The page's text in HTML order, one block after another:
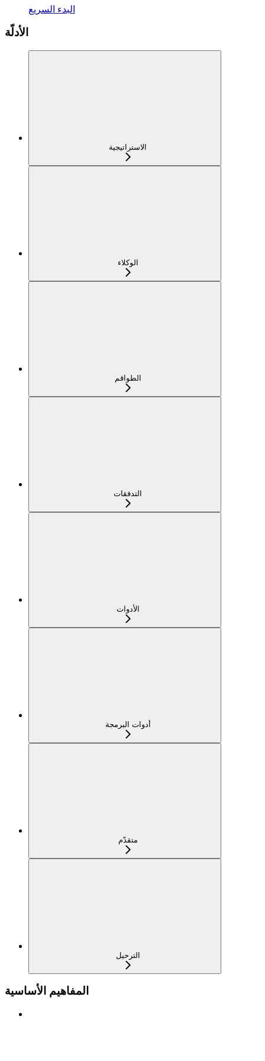
البدء السريع
الأدلّة
الاستراتيجية
الوكلاء
الطواقم
التدفقات
الأدوات
أدوات البرمجة
متقدّم
الترحيل
المفاهيم الأساسية